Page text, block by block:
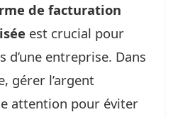
de facturation
est crucial pour
d’une entreprise. Dans
gérer l’argent
attention pour éviter